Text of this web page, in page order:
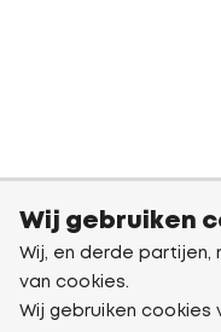
Wij gebruiken
Wij, en derde partijen,
van cookies.
Wij gebruiken cookies